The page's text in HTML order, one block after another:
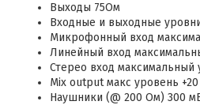
Выходы 75Ом
Входные и выходные
Микрофонный вход
Линейный вход
Стерео вход максимальный
Mix output макс уровень
Наушники (@ 200 Ом) 300